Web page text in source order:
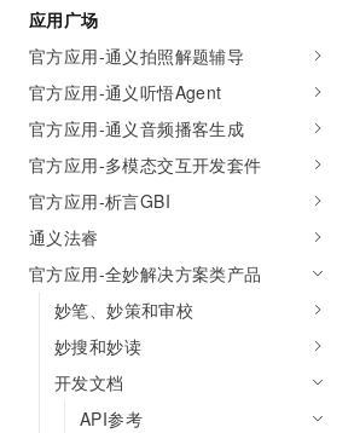
应用广场
官方应用-通义拍照解题辅导
官方应用-通义听悟Agent
官方应用-通义音频播客生成
官方应用-多模态交互开发套件
官方应用-析言GBI
通义法睿
官方应用-全妙解决方案类产品
妙笔、妙策和审校
妙搜和妙读
开发文档
API参考
中间件
大数据计算
媒体服务
企业服务与云通信
域名与网站
终端用户计算
Serverless
开发工具
可观测
上云与迁云
企业出海
政企业务